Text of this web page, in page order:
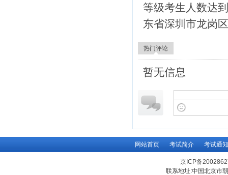
等级考生人数达
东省深圳市龙岗
热门评论
暂无信息
网站首页 考试简介 考试通知
京ICP备
联系地址:中国北京市